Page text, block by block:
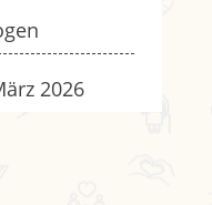
2026